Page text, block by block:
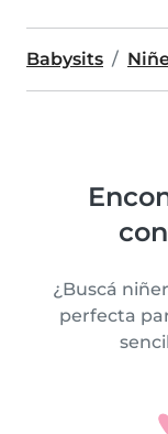
Babysits
¿Buscá
perfecta